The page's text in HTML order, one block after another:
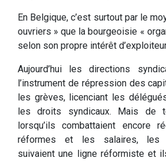
En Belgique, c’est surtout par le
ouvriers » que la bourgeoisie «
selon son propre intérêt
Aujourd’hui les directions
l’instrument de répression des
les grèves, licenciant les
les droits syndicaux. Mais de
lorsqu’ils combattaient encore
réformes et les salaires, les
suivaient une ligne réformiste et